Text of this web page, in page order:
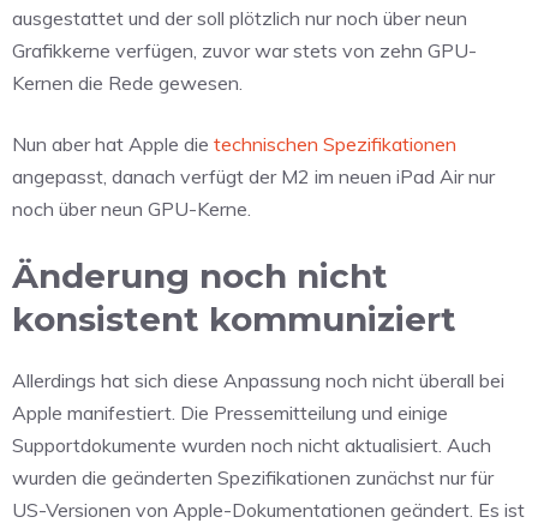
ausgestattet und der soll plötzlich nur noch über neun
Grafikkerne verfügen, zuvor war stets von zehn GPU-
Kernen die Rede gewesen.
Nun aber hat Apple die technischen Spezifikationen
angepasst, danach verfügt der M2 im neuen iPad Air nur
noch über neun GPU-Kerne.
Änderung noch nicht
konsistent kommuniziert
Allerdings hat sich diese Anpassung noch nicht überall bei
Apple manifestiert. Die Pressemitteilung und einige
Supportdokumente wurden noch nicht aktualisiert. Auch
wurden die geänderten Spezifikationen zunächst nur für
US-Versionen von Apple-Dokumentationen geändert. Es ist